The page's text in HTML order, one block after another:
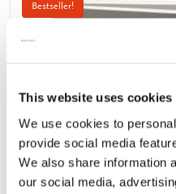
This website uses cookies
We use cookies to
provide social media
We also share information
our social media,
Bestseller!